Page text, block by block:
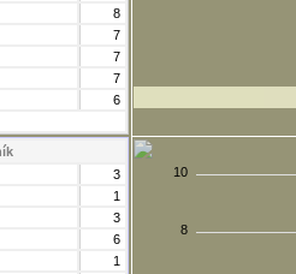
8
7
7
7
6
3
1
3
6
1
8
10